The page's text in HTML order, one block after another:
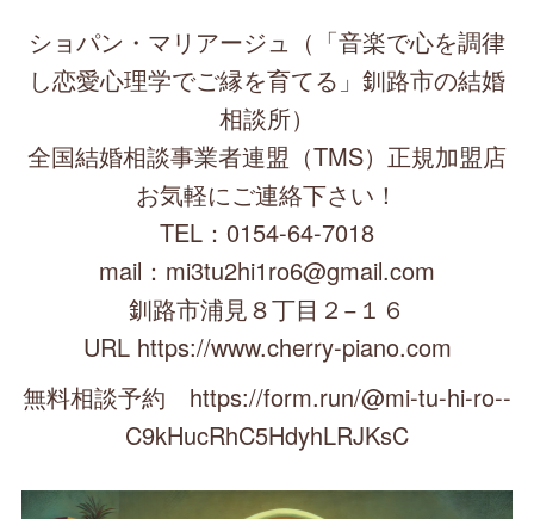
ショパン・マリアージュ（「音楽で心を調律
し恋愛心理学でご縁を育てる」釧路市の結婚
相談所）
全国結婚相談事業者連盟（TMS）正規加盟店
お気軽にご連絡下さい！
TEL：0154-64-7018
mail：mi3tu2hi1ro6@gmail.com
釧路市浦見８丁目２−１６
URL https://www.cherry-piano.com
無料相談予約 https://form.run/@mi-tu-hi-ro--
C9kHucRhC5HdyhLRJKsC